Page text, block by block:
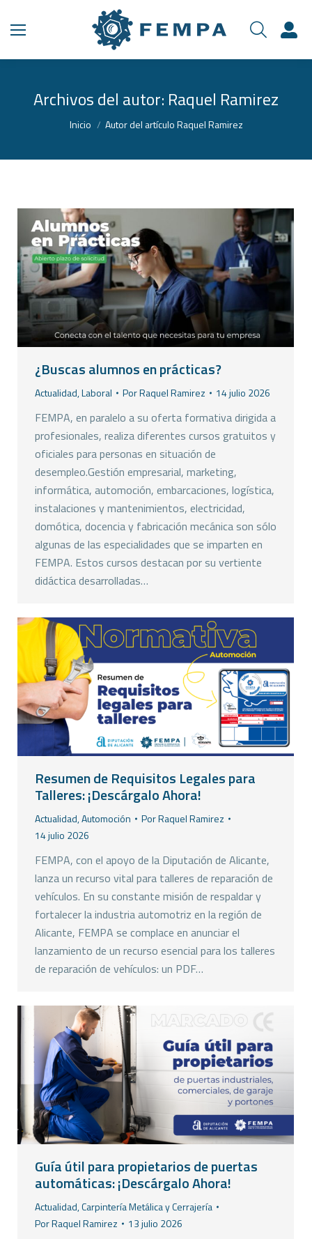
Archivos del autor: Raquel Ramirez
Estás aquí:
Inicio Autor del artículo Raquel Ramirez
¿Buscas alumnos en prácticas?
Actualidad,Laboral PorRaquel Ramirez 14 julio 2026
FEMPA, en paralelo a su oferta formativa dirigida a
profesionales, realiza diferentes cursos gratuitos y
oficiales para personas en situación de
desempleo.Gestión empresarial, marketing,
informática, automoción, embarcaciones, logística,
instalaciones y mantenimientos, electricidad,
domótica, docencia y fabricación mecánica son sólo
algunas de las especialidades que se imparten en
FEMPA. Estos cursos destacan por su vertiente
didáctica desarrolladas…
Resumen de Requisitos Legales para
Talleres: ¡Descárgalo Ahora!
Actualidad,Automoción PorRaquel Ramirez
14 julio 2026
FEMPA, con el apoyo de la Diputación de Alicante,
lanza un recurso vital para talleres de reparación de
vehículos. En su constante misión de respaldar y
fortalecer la industria automotriz en la región de
Alicante, FEMPA se complace en anunciar el
lanzamiento de un recurso esencial para los talleres
de reparación de vehículos: un PDF…
Guía útil para propietarios de puertas
automáticas: ¡Descárgalo Ahora!
Actualidad,Carpintería Metálica y Cerrajería
PorRaquel Ramirez 13 julio 2026